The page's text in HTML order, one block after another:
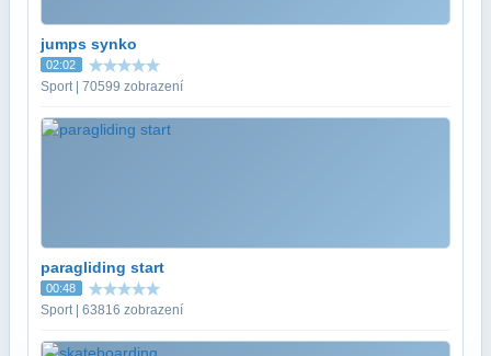
jumps synko
02:02
Sport | 70599 zobrazení
paragliding start
00:48
Sport | 63816 zobrazení